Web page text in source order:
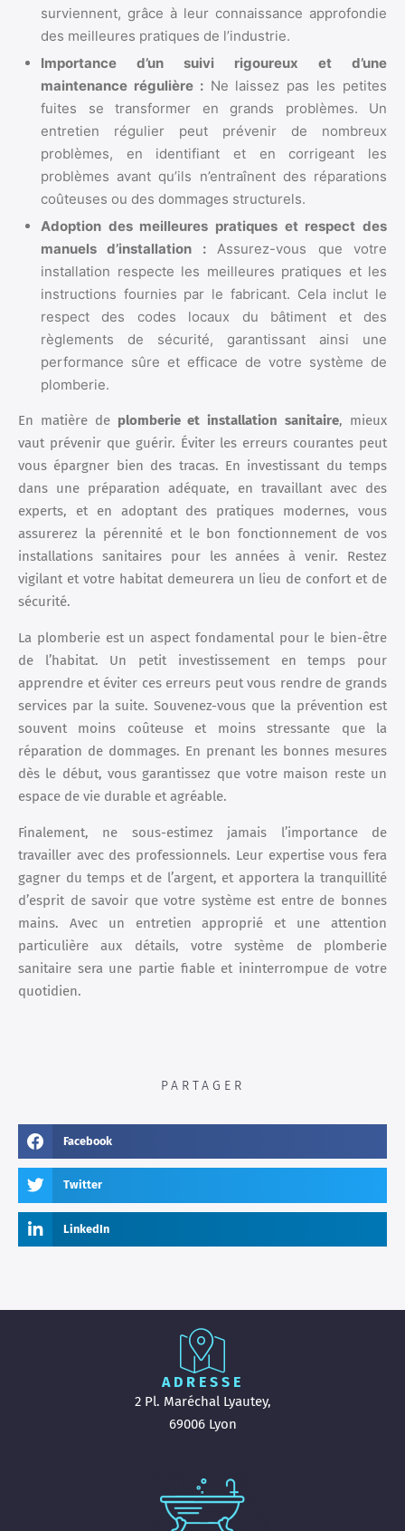
surviennent, grâce à leur connaissance approfondie
des meilleures pratiques de l’industrie.
Importance d’un suivi rigoureux et d’une
maintenance régulière :Ne laissez pas les petites
fuites se transformer en grands problèmes. Un
entretien régulier peut prévenir de nombreux
problèmes, en identifiant et en corrigeant les
problèmes avant qu’ils n’entraînent des réparations
coûteuses ou des dommages structurels.
Adoption des meilleures pratiques et respect des
manuels d’installation :Assurez-vous que votre
installation respecte les meilleures pratiques et les
instructions fournies par le fabricant. Cela inclut le
respect des codes locaux du bâtiment et des
règlements de sécurité, garantissant ainsi une
performance sûre et efficace de votre système de
plomberie.
En matière de plomberie et installation sanitaire, mieux
vaut prévenir que guérir. Éviter les erreurs courantes peut
vous épargner bien des tracas. En investissant du temps
dans une préparation adéquate, en travaillant avec des
experts, et en adoptant des pratiques modernes, vous
assurerez la pérennité et le bon fonctionnement de vos
installations sanitaires pour les années à venir. Restez
vigilant et votre habitat demeurera un lieu de confort et de
sécurité.
La plomberie est un aspect fondamental pour le bien-être
de l’habitat. Un petit investissement en temps pour
apprendre et éviter ces erreurs peut vous rendre de grands
services par la suite. Souvenez-vous que la prévention est
souvent moins coûteuse et moins stressante que la
réparation de dommages. En prenant les bonnes mesures
dès le début, vous garantissez que votre maison reste un
espace de vie durable et agréable.
Finalement, ne sous-estimez jamais l’importance de
travailler avec des professionnels. Leur expertise vous fera
gagner du temps et de l’argent, et apportera la tranquillité
d’esprit de savoir que votre système est entre de bonnes
mains. Avec un entretien approprié et une attention
particulière aux détails, votre système de plomberie
sanitaire sera une partie fiable et ininterrompue de votre
quotidien.
PARTAGER
Facebook
Twitter
LinkedIn
ADRESSE
2 Pl. Maréchal Lyautey,
69006 Lyon